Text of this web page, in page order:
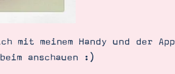
mit meinem Handy und der App
anschauen :)